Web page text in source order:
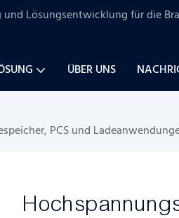
und Lösungsentwicklung fürdie
ÜBER UNS
PCS und